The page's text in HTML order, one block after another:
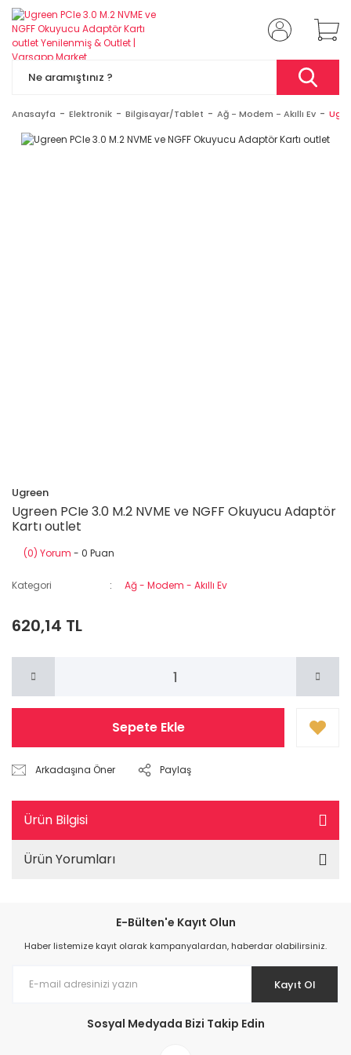
Anasayfa Elektronik Bilgisayar/Tablet Ağ - Modem - Akıllı Ev
Ugreen
Ugreen PCIe 3.0 M.2 NVME ve NGFF Okuyucu Adaptör
Kartı outlet
(0) Yorum - 0 Puan
Kategori Ağ - Modem - Akıllı Ev
620,14 TL
Sepete Ekle
Arkadaşına Öner Paylaş
Ürün Bilgisi
Ürün Yorumları
E-Bülten'e Kayıt Olun
Haber listemize kayıt olarak kampanyalardan, haberdar olabilirsiniz.
Kayıt Ol
Sosyal Medyada Bizi Takip Edin